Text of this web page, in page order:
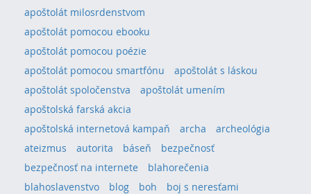
apoštolát milosrdenstvom
apoštolát pomocou ebooku
apoštolát pomocou poézie
apoštolát pomocou smartfónu
apoštolát s láskou
apoštolát spoločenstva
apoštolát umením
apoštolská farská akcia
apoštolská internetová kampaň
archa
archeológia
ateizmus
autorita báseň
bezpečnosť
bezpečnosť na internete
blahorečenia
blahoslavenstvo
blog boh
boj s neresťami